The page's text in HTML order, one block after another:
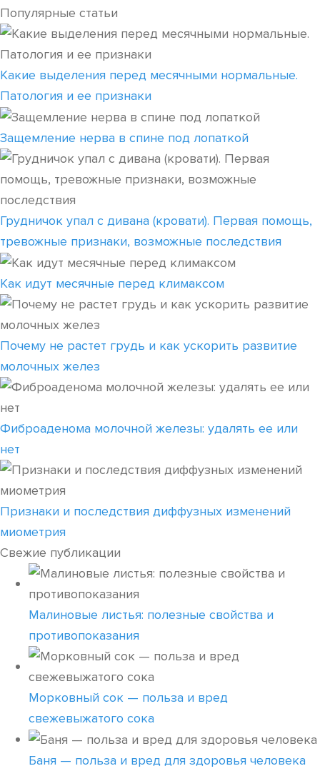
Популярные статьи
Какие выделения перед месячными нормальные.
Патология и ее признаки
Защемление нерва в спине под лопаткой
Грудничок упал с дивана (кровати). Первая помощь,
тревожные признаки, возможные последствия
Как идут месячные перед климаксом
Почему не растет грудь и как ускорить развитие
молочных желез
Фиброаденома молочной железы: удалять ее или
нет
Признаки и последствия диффузных изменений
миометрия
Свежие публикации
Малиновые листья: полезные свойства и
противопоказания
Морковный сок — польза и вред
свежевыжатого сока
Баня — польза и вред для здоровья человека